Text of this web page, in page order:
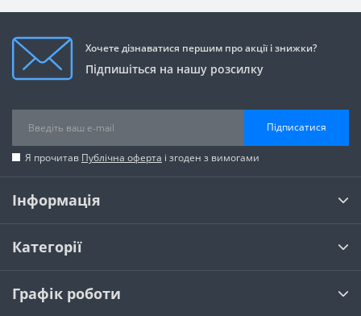
Хочете дізнаватися першим про акції і знижки?
Підпишіться на нашу розсилку
Підписатися
Я прочитав Публічна оферта і згоден з вимогами
Інформація
Категорії
Графік роботи